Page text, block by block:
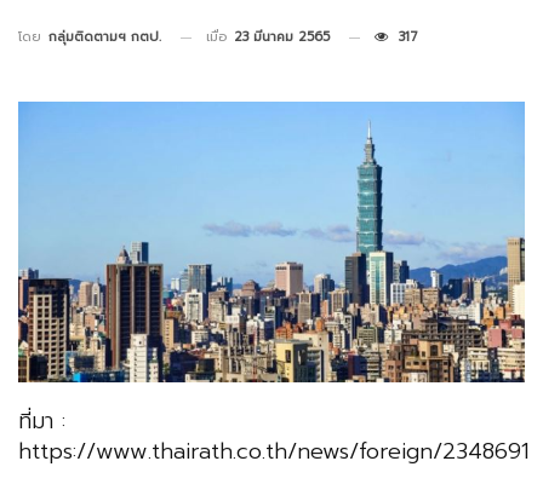
โดย กลุ่มติดตามฯ กตป. เมื่อ 23 มีนาคม 2565 317
ที่มา :
https://www.thairath.co.th/news/foreign/2348691